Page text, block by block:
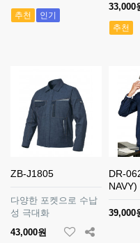
추천 인기
33,000
추천
ZB-J1805
다양한 포켓으로 수납
성 극대화
43,000원
DR-
NAVY)
39,000